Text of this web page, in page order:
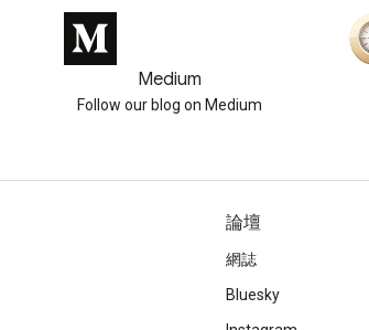
Medium
Follow our blog on Medium
論壇
網誌
Bluesky